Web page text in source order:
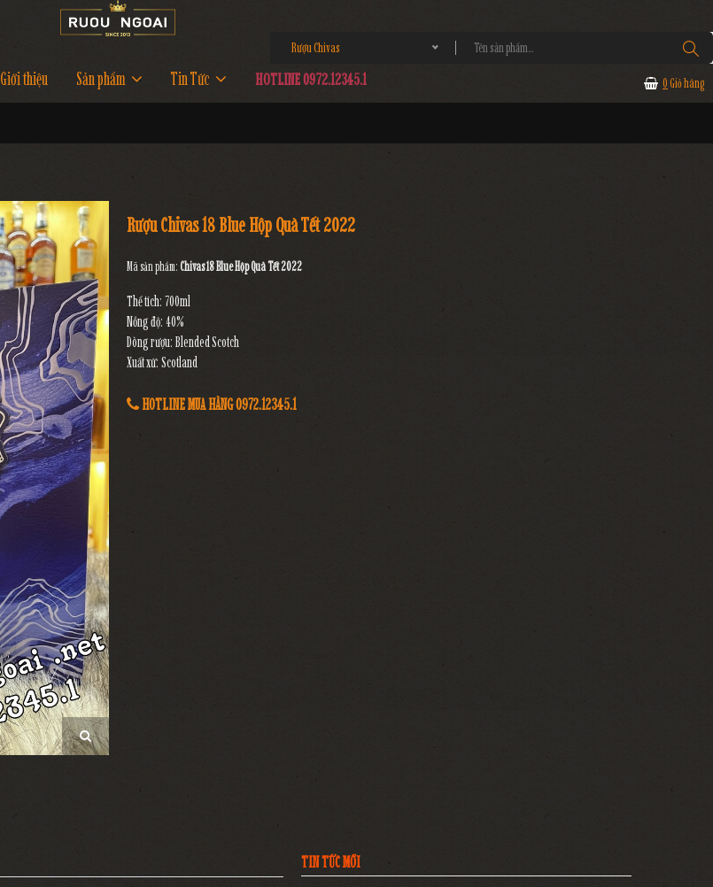
Rượu Chivas
Giới thiệu Sản phẩm Tin Tức HOTLINE 0972.12345.1 0 Giỏ hàng
Rượu Chivas 18 Blue Hộp Quà Tết 2022
Mã sản phẩm:Chivas 18 Blue Hộp Quà Tết 2022
Thể tích: 700ml
Nồng độ: 40%
Dòng rượu: Blended Scotch
Xuất xứ: Scotland
HOTLINE MUA HÀNG 0972.12345.1
TIN TỨC MỚI